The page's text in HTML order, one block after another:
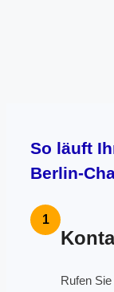
So läuft
Berlin-
1
Rufen